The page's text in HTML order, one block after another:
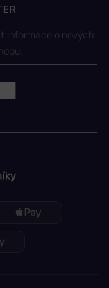
informace o nových